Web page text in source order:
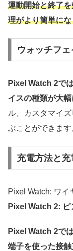
運動開始と終了
理がより簡単に
ウォッチフ
Pixel Watch 2で
イスの種類が大幅
ル、カスタマイ
ぶことができます
充電方法と充
Pixel Watch: ワイ
Pixel Watch 2:
Pixel Watch 2で
端子を使った接触